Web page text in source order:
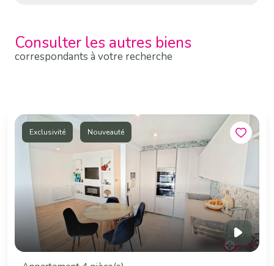
Consulter les autres biens
correspondants à votre recherche
Exclusivité Nouveauté